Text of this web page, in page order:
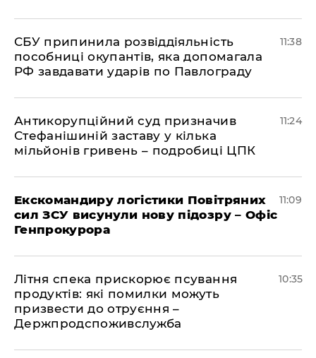
СБУ припинила розвіддіяльність
пособниці окупантів, яка допомагала
РФ завдавати ударів по Павлограду
11:38
Антикорупційний суд призначив
Стефанішиній заставу у кілька
мільйонів гривень – подробиці ЦПК
11:24
Екскомандиру логістики Повітряних
сил ЗСУ висунули нову підозру – Офіс
Генпрокурора
11:09
Літня спека прискорює псування
продуктів: які помилки можуть
призвести до отруєння –
Держпродспоживслужба
10:35